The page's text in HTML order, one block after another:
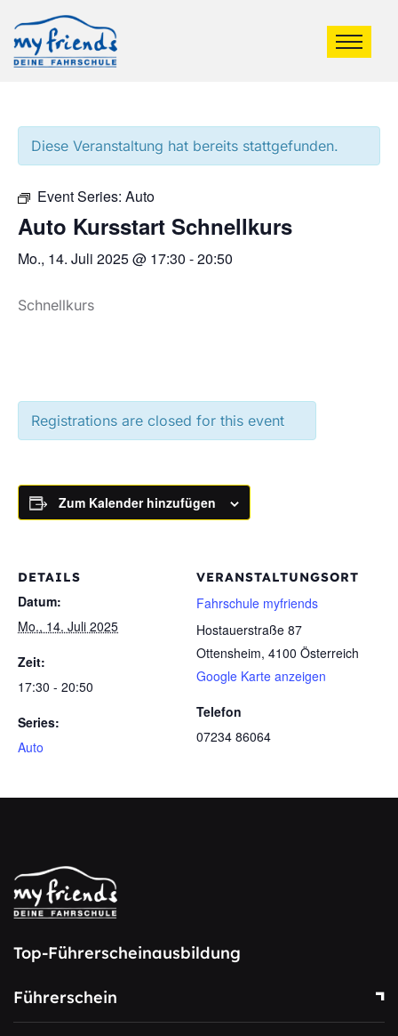
Diese Veranstaltung hat bereits stattgefunden.
Event Series: Auto
Auto Kursstart Schnellkurs
Mo., 14. Juli 2025 @ 17:30 -20:50
Schnellkurs
Registrations are closed for this event
Zum Kalender hinzufügen
DETAILS
Datum:
Mo., 14. Juli 2025
Zeit:
17:30 - 20:50
Series:
Auto
VERANSTALTUNGSORT
Fahrschule myfriends
Hostauerstraße 87
Ottensheim, 4100 Österreich
Google Karte anzeigen
Telefon
07234 86064
Top-Führerscheinausbildung
Führerschein